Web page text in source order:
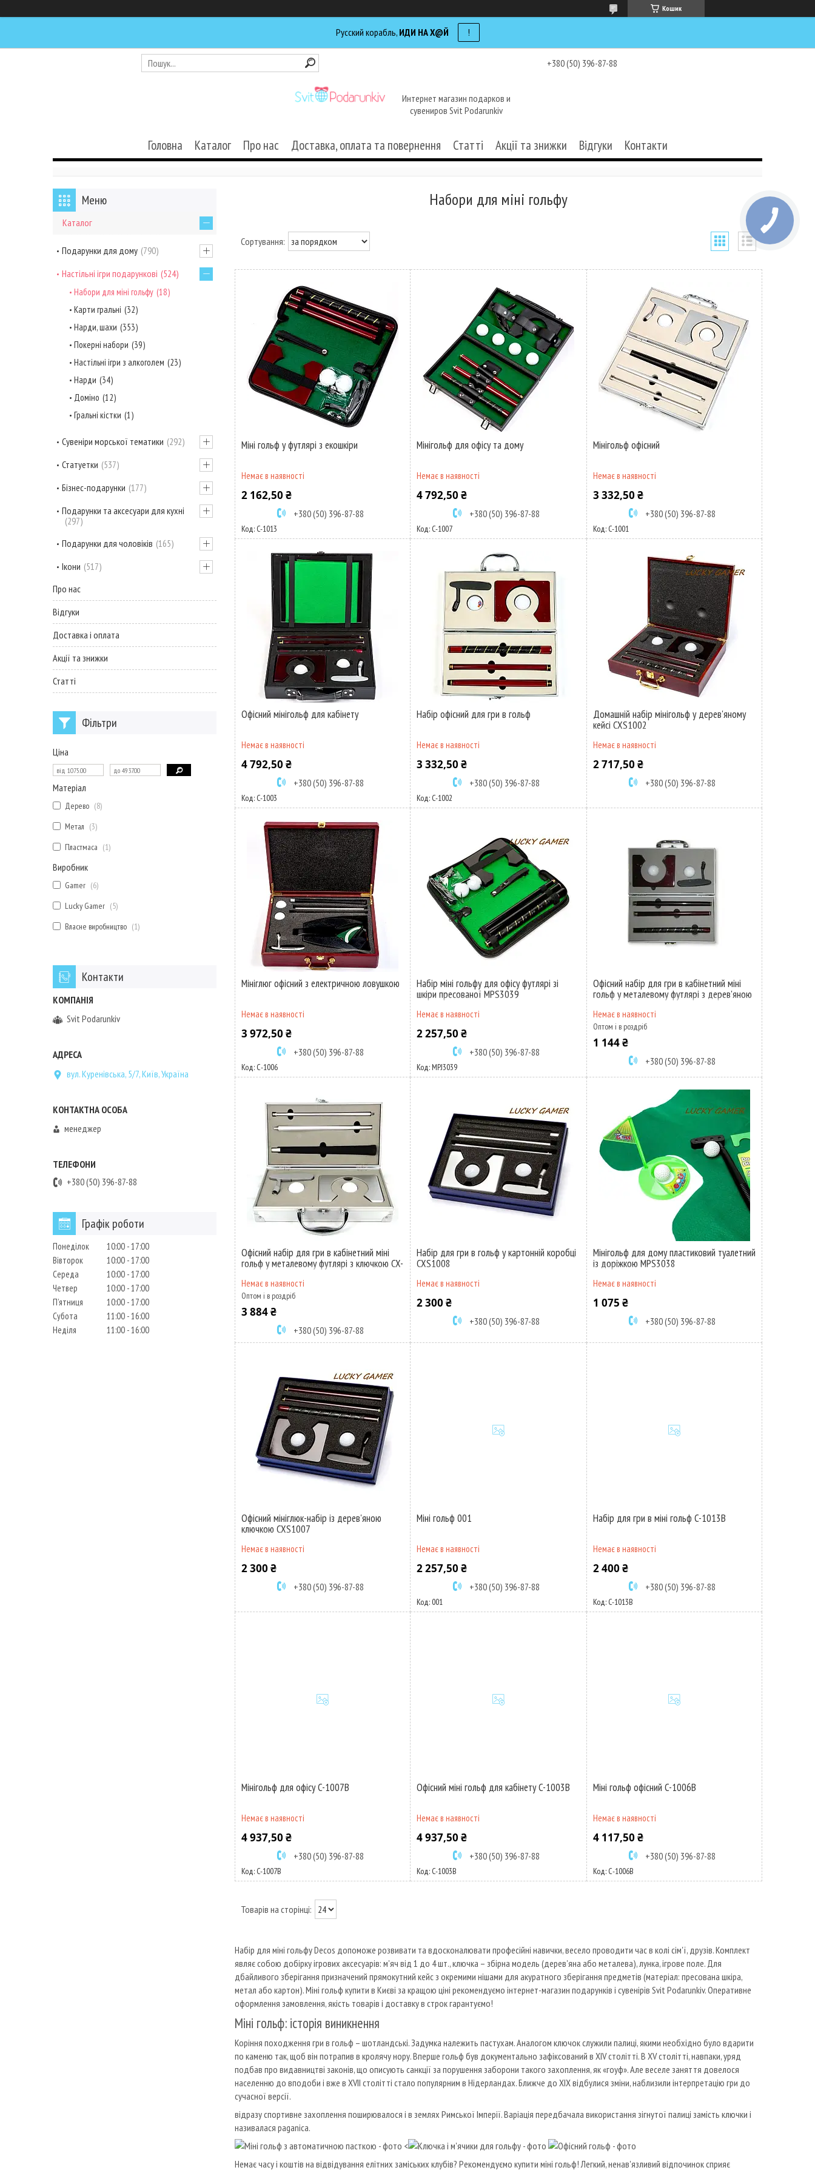
Кошик
Русский корабль, ИДИ НА Х@Й !
+380 (50) 396-87-88
Интернет магазин подарков и
сувениров Svit Podarunkiv
Головна Каталог Про нас Доставка, оплата та повернення Статті Акції та знижки Відгуки Контакти
Набори для міні гольфу
Міні гольф у футлярі з екошкіри
Немає в наявності
2 162,50 ₴
+380 (50) 396-87-88
C-1013
Мінігольф для офісу та дому
Немає в наявності
4 792,50 ₴
+380 (50) 396-87-88
C-1007
Мінігольф офісний
Немає в наявності
3 332,50 ₴
+380 (50) 396-87-88
C-1001
Офісний мінігольф для кабінету
Немає в наявності
4 792,50 ₴
+380 (50) 396-87-88
C-1003
Набір офісний для гри в гольф
Немає в наявності
3 332,50 ₴
+380 (50) 396-87-88
C-1002
Домашній набір мінігольф у дерев'яному
кейсі CXS1002
Немає в наявності
2 717,50 ₴
+380 (50) 396-87-88
Мініглюг офісний з електричною ловушкою
Немає в наявності
3 972,50 ₴
+380 (50) 396-87-88
С-1006
Набір міні гольфу для офісу футлярі зі
шкіри пресованої MPS3039
Немає в наявності
2 257,50 ₴
+380 (50) 396-87-88
MPJ3039
Офісний набір для гри в кабінетний міні
гольф у металевому футлярі з дерев'яною
Немає в наявності
Оптом і в роздріб
1 144 ₴
+380 (50) 396-87-88
Офісний набір для гри в кабінетний міні
гольф у металевому футлярі з ключкою CX-
Немає в наявності
Оптом і в роздріб
3 884 ₴
+380 (50) 396-87-88
Набір для гри в гольф у картонній коробці
CXS1008
Немає в наявності
2 300 ₴
+380 (50) 396-87-88
Мінігольф для дому пластиковий туалетний
із доріжкою MPS3038
Немає в наявності
1 075 ₴
+380 (50) 396-87-88
Офісний мініглюк-набір із дерев'яною
ключкою CXS1007
Немає в наявності
2 300 ₴
+380 (50) 396-87-88
Міні гольф 001
Немає в наявності
2 257,50 ₴
+380 (50) 396-87-88
001
Набір для гри в міні гольф C-1013B
Немає в наявності
2 400 ₴
+380 (50) 396-87-88
C-1013B
Мінігольф для офісу C-1007B
Немає в наявності
4 937,50 ₴
+380 (50) 396-87-88
C-1007B
Офісний міні гольф для кабінету C-1003B
Немає в наявності
4 937,50 ₴
+380 (50) 396-87-88
C-1003B
Міні гольф офісний C-1006B
Немає в наявності
4 117,50 ₴
+380 (50) 396-87-88
С-1006B
Набір для міні гольфу Decos допоможе розвивати та вдосконалювати професійні навички, весело проводити час в колі сім'ї, друзів. Комплект
являє собою добірку ігрових аксесуарів: м'яч від 1 до 4 шт., ключка – збірна модель (дерев'яна або металева), лунка, ігрове поле. Для
дбайливого зберігання призначений прямокутний кейс з окремими нішами для акуратного зберігання предметів (матеріал: пресована шкіра,
метал або картон). Міні гольф купити в Києві за кращою ціні рекомендуємо інтернет-магазин подарунків і сувенірів Svit Podarunkiv. Оперативне
оформлення замовлення, якість товарів і доставку в строк гарантуємо!
Міні гольф: історія виникнення
Коріння походження гри в гольф – шотландські. Задумка належить пастухам. Аналогом ключок служили палиці, якими необхідно було вдарити
по каменю так, щоб він потрапив в кролячу нору. Вперше гольф був документально зафіксований в XIV столітті. В XV столітті, навпаки, уряд
подбав про видавництві законів, що описують санкції за порушення заборони такого захоплення, як «гоуф». Але веселе заняття довелося
населенню до вподоби і вже в XVII столітті стало популярним в Нідерландах. Ближче до XIX відбулися зміни, наблизили інтерпретацію гри до
сучасної версії.
відразу спортивне захоплення поширювалося і в землях Римської Імперії. Варіація передбачала використання зігнутої палиці замість ключки і
називалася paganica.
<
Немає часу і коштів на відвідування елітних заміських клубів? Рекомендуємо купити міні гольф! Легкий, ненав'язливий відпочинок сприяє
Каталог
Подарунки для дому 790
Настільні ігри подарункові 524
Набори для міні гольфу 18
Карти гральні 32
Нарди, шахи 353
Покерні набори 39
Настільні ігри з алкоголем 23
Нарди 34
Доміно 12
Гральні кістки 1
Сувеніри морської тематики 292
Статуетки 537
Бізнес-подарунки 177
Подарунки та аксесуари для кухні
297
Подарунки для чоловіків 165
Ікони 517
Про нас
Відгуки
Доставка і оплата
Акції та знижки
Статті
Фільтри
Ціна
Матеріал
Дерево
8
Метал
3
Пластмаса
1
Виробник
Gamer
6
Lucky Gamer
5
Власне виробництво
1
Контакти
Svit Podarunkiv
вул. Куренівська, 5/7, Київ, Україна
менеджер
+380 (50) 396-87-88
Графік роботи
Понеділок 10:00 17:00
Вівторок
10:00 17:00
Середа
10:00 17:00
Четвер
10:00 17:00
Пʼятниця
10:00 17:00
Субота
11:00 16:00
Неділя
11:00 16:00